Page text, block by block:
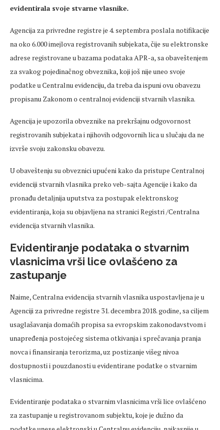
evidentirala svoje stvarne vlasnike.
Agencija za privredne registre je 4. septembra poslala notifikacije
na oko 6.000 imejlova registrovanih subjekata, čije su elektronske
adrese registrovane u bazama podataka APR-a, sa obaveštenjem
za svakog pojedinačnog obveznika, koji još nije uneo svoje
podatke u Centralnu evidenciju, da treba da ispuni ovu obavezu
propisanu Zakonom o centralnoj evidenciji stvarnih vlasnika.
Agencija je upozorila obveznike na prekršajnu odgovornost
registrovanih subjekata i njihovih odgovornih lica u slučaju da ne
izvrše svoju zakonsku obavezu.
U obaveštenju su obveznici upućeni kako da pristupe Centralnoj
evidenciji stvarnih vlasnika preko veb-sajta Agencije i kako da
pronađu detaljnija uputstva za postupak elektronskog
evidentiranja, koja su objavljena na stranici Registri /Centralna
evidencija stvarnih vlasnika.
Evidentiranje podataka o stvarnim
vlasnicima vrši lice ovlašćeno za
zastupanje
Naime, Centralna evidencija stvarnih vlasnika uspostavljena je u
Agenciji za privredne registre 31. decembra 2018. godine, sa ciljem
usaglašavanja domaćih propisa sa evropskim zakonodavstvom i
unapređenja postojećeg sistema otkivanja i sprečavanja pranja
novca i finansiranja terorizma, uz postizanje višeg nivoa
dostupnosti i pouzdanosti u evidentirane podatke o stvarnim
vlasnicima.
Evidentiranje podataka o stvarnim vlasnicima vrši lice ovlašćeno
za zastupanje u registrovanom subjektu, koje je dužno da